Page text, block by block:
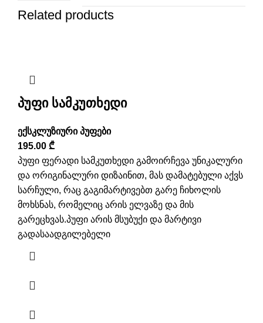
Related products
პუფი სამკუთხედი
ექსკლუზიური პუფები
195.00 ₾
პუფი ფერადი სამკუთხედი გამოირჩევა უნიკალური
და ორიგინალური დიზაინით, მას დამატებული აქვს
სარჩული, რაც გაგიმარტივებთ გარე ჩიხოლის
მოხსნას, რომელიც არის ელვაზე და მის
გარეცხვას.პუფი არის მსუბუქი და მარტივი
გადასაადგილებელი